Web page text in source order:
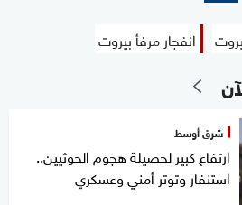
انفجار مرفأ بيروت
شرق أوسط
ارتفاع كبير لحصيلة هجوم الحوثيين..
استنفار وتوتر أمني وعسكري